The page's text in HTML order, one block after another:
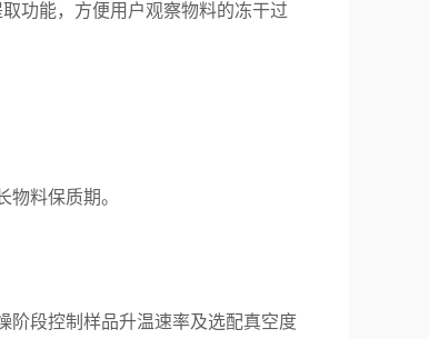
功能，方便用户观察物料的冻干过
料保质期。
阶段控制样品升温速率及选配真空度